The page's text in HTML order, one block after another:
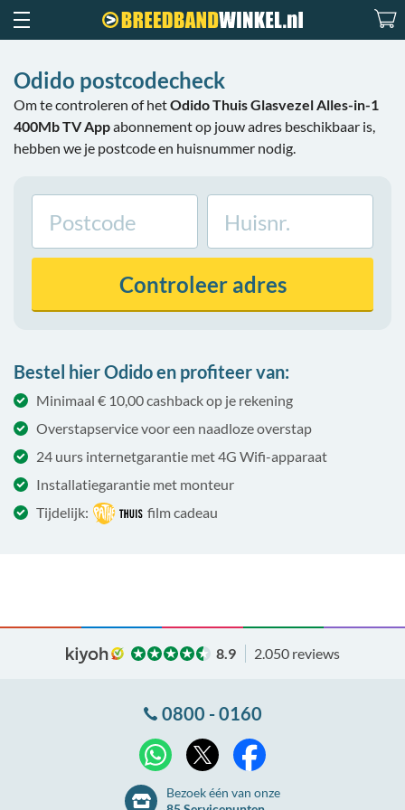
Odido postcodecheck
Om te controleren of hetOdido Thuis Glasvezel Alles-in-1
400Mb TV Appabonnement op jouw adres beschikbaar is,
hebben we je postcode en huisnummer nodig.
Controleeradres
Bestel hier Odido en profiteer van:
Minimaal € 10,00 cashback op je rekening
Overstapservice voor een naadloze overstap
24 uurs internetgarantie met 4G Wifi-apparaat
Installatiegarantie met monteur
Tijdelijk:
film cadeau
8.9 2.050 reviews
0800 - 0160
WhatsApp
Bezoek één van onze